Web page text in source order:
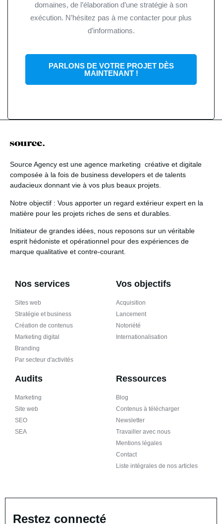
domaines, de l’élaboration d’une stratégie à son
exécution. N’hésitez pas à me contacter pour plus
d’informations.
PARLONS DE VOTRE PROJET DÈS
MAINTENANT !
Source Agency est une agence marketing créative et digitale
composée à la fois de business developers et de talents
audacieux donnant vie à vos plus beaux projets.
Notre objectif : Vous apporter un regard extérieur expert en la
matière pour les projets riches de sens et durables.
Initiateur de grandes idées , nous reposons sur un véritable
esprit hédoniste et opérationnel pour des expériences de
marque qualitative et contre-courant.
Nos services
Sites web
Stratégie et business
Création de contenus
Marketing digital
Branding
Par secteur d'activités
Vos objectifs
Acquisition
Lancement
Notoriété
Internationalisation
Audits
Marketing
Site web
SEO
SEA
Ressources
Blog
Contenus à télécharger
Newsletter
Travailler avec nous
Mentions légales
Contact
Liste intégrales de nos articles
Restez connecté